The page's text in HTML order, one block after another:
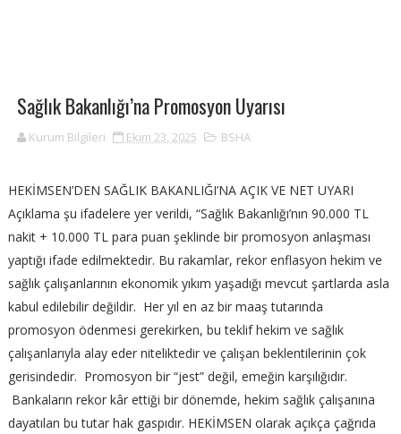
Sağlık Bakanlığı’na Promosyon Uyarısı
Kurum Bilgileri Ekim 23, 2025 BSHA
HEKİMSEN’DEN SAĞLIK BAKANLIĞI’NA AÇIK VE NET UYARI
Açıklama şu ifadelere yer verildi, “Sağlık Bakanlığı’nın 90.000 TL
nakit + 10.000 TL para puan şeklinde bir promosyon anlaşması
yaptığı ifade edilmektedir. Bu rakamlar, rekor enflasyon hekim ve
sağlık çalışanlarının ekonomik yıkım yaşadığı mevcut şartlarda asla
kabul edilebilir değildir. Her yıl en az bir maaş tutarında
promosyon ödenmesi gerekirken, bu teklif hekim ve sağlık
çalışanlarıyla alay eder niteliktedir ve çalışan beklentilerinin çok
gerisindedir. Promosyon bir “jest” değil, emeğin karşılığıdır.
Bankaların rekor kâr ettiği bir dönemde, hekim sağlık çalışanına
dayatılan bu tutar hak gaspıdır. HEKİMSEN olarak açıkça çağrıda